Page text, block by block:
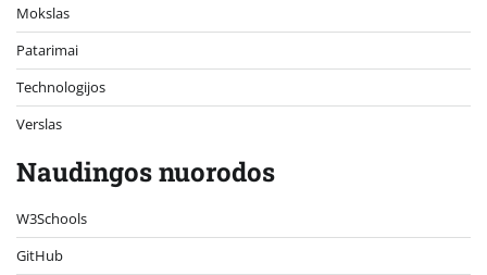
Mokslas
Patarimai
Technologijos
Verslas
Naudingos nuorodos
W3Schools
GitHub